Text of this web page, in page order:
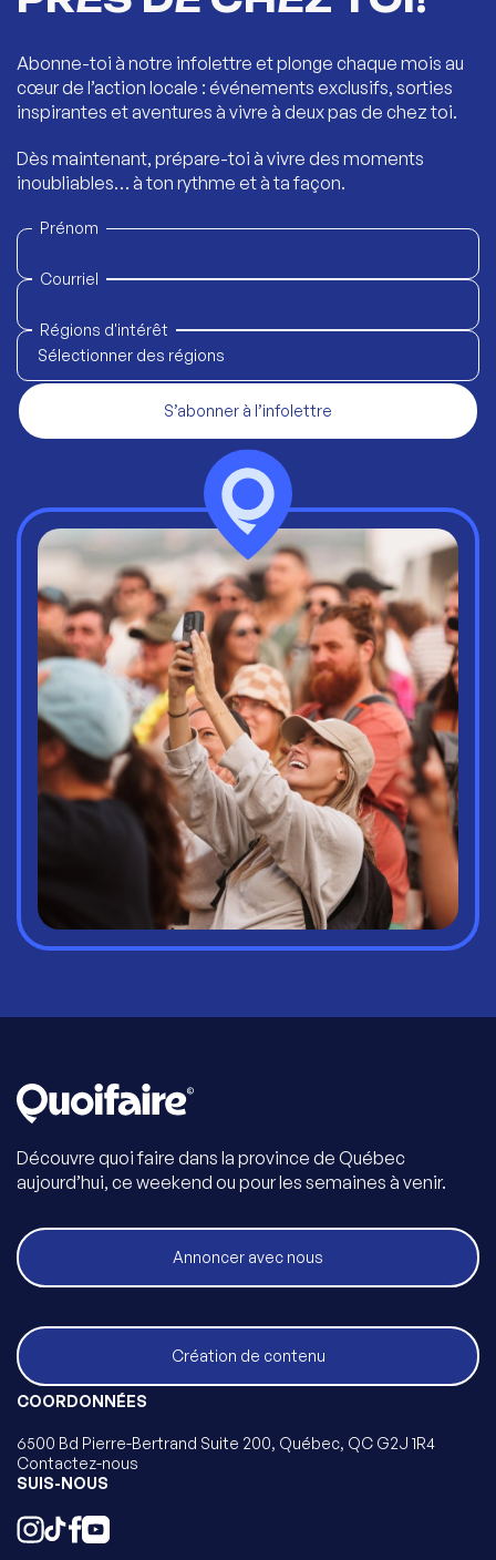
Abonne-toi à notre infolettre et plonge chaque mois au
cœur de l’action locale : événements exclusifs, sorties
inspirantes et aventures à vivre à deux pas de chez toi.
Dès maintenant, prépare-toi à vivre des moments
inoubliables… à ton rythme et à ta façon.
Prénom
Courriel
Régions d'intérêt
Sélectionner des régions
S’abonner à l’infolettre
Découvre quoi faire dans la province de Québec
aujourd’hui, ce weekend ou pour les semaines à venir.
Annoncer avec nous
Création de contenu
COORDONNÉES
6500 Bd Pierre-Bertrand Suite 200, Québec, QC G2J 1R4
Contactez-nous
SUIS-NOUS